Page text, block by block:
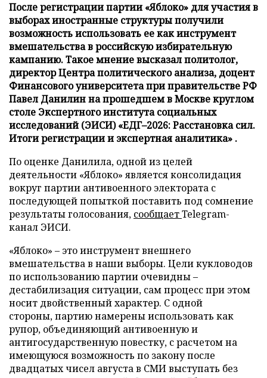
После регистрации партии «Яблоко» для участия в
выборах иностранные структуры получили
возможность использовать ее как инструмент
вмешательства в российскую избирательную
кампанию. Такое мнение высказал политолог,
директор Центра политического анализа, доцент
Финансового университета при правительстве РФ
Павел Данилин на прошедшем в Москве круглом
столе Экспертного института социальных
исследований (ЭИСИ) «ЕДГ–2026: Расстановка сил.
Итоги регистрации и экспертная аналитика» .
По оценке Данилила, одной из целей
деятельности «Яблоко» является консолидация
вокруг партии антивоенного электората с
последующей попыткой поставить под сомнение
результаты голосования, сообщаетTelegram-
канал ЭИСИ.
«Яблоко» – это инструмент внешнего
вмешательства в наши выборы. Цели кукловодов
по использованию партии очевидны –
дестабилизация ситуации, сам процесс при этом
носит двойственный характер. С одной
стороны, партию намерены использовать как
рупор, объединяющий антивоенную и
антигосударственную повестку, с расчетом на
имеющуюся возможность по закону после
двадцатых чисел августа в СМИ выступать без